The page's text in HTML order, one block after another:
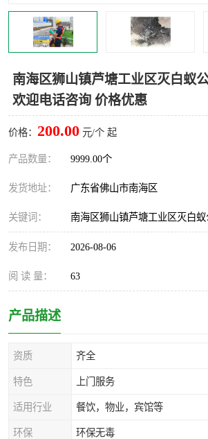
南海区狮山镇芦塘工业区灭白蚁
欢迎电话咨询 价格优惠
价格： 200.00 元/个 起
产品数量： 9999.00个
发货地址： 广东省佛山市南海区
关键词： 南海区狮山镇芦塘工业区灭白
发布日期： 2026-08-06
阅 读 量： 63
产品描述
资质 齐全
特色 上门服务
适用行业 餐饮，物业，宾馆等
环保 环保无毒
害虫防治 灭杀害